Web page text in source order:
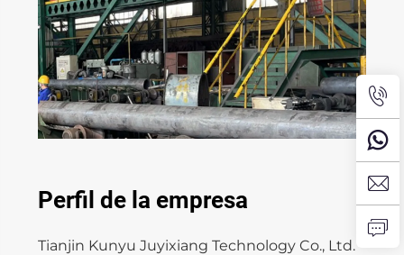
Perfil de la empresa
Tianjin Kunyu Juyixiang Technology Co., Ltd.